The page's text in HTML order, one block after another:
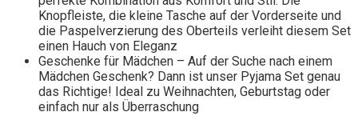
Knopfleiste, die kleine Tasche auf der Vorderseite und
die Paspelverzierung des Oberteils verleiht diesem Set
einen Hauch von Eleganz
Geschenke für Mädchen – Auf der Suche nach einem
Mädchen Geschenk? Dann ist unser Pyjama Set genau
das Richtige! Ideal zu Weihnachten, Geburtstag oder
einfach nur als Überraschung